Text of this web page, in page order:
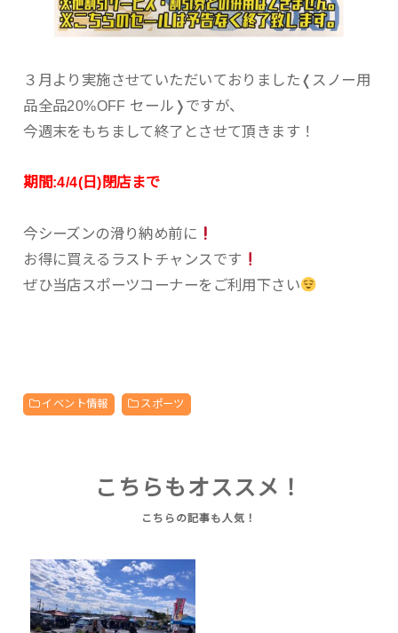
３月より実施させていただいておりました❬スノー用
品全品20%OFF セール❭ですが、
今週末をもちまして終了とさせて頂きます！
期間:4/4(日)閉店まで
今シーズンの滑り納め前に
お得に買えるラストチャンスです
ぜひ当店スポーツコーナーをご利用下さい
イベント情報 スポーツ
こちらもオススメ！